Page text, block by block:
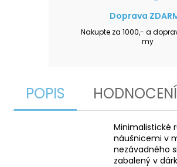
Doprava
Nakupte za 1000,- a
my
POPIS HODNOCENÍ
Minimalistické
náušnicemi v
nezávadného
zabalený v